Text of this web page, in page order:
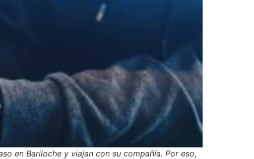
en Bariloche y viajan con su compañía. Por eso,